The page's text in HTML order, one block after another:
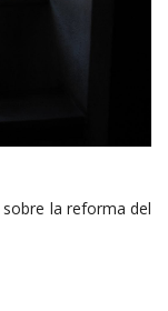
la reforma del